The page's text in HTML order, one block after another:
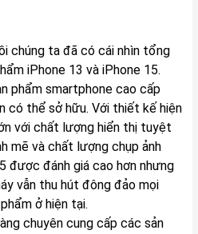
chúng ta đã có cái nhìn tổng
iPhone 13 và iPhone 15.
phẩm smartphone cao cấp
có thể sở hữu. Với thiết kế hiện
với chất lượng hiển thị tuyệt
mẽ và chất lượng chụp ảnh
được đánh giá cao hơn nhưng
vẫn thu hút đông đảo mọi
ở hiện tại.
chuyên cung cấp các sản